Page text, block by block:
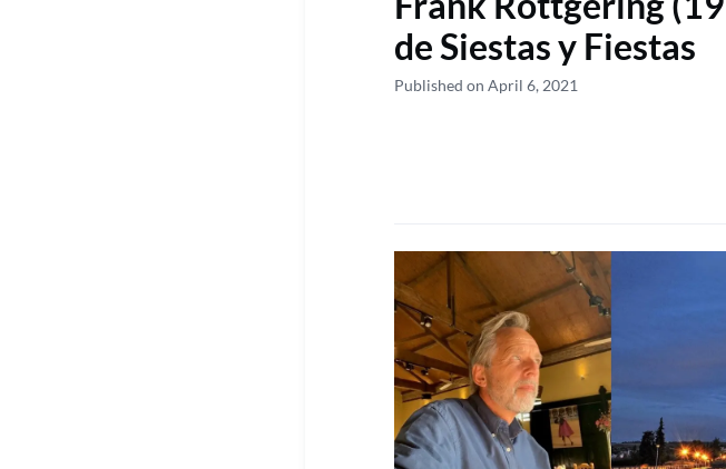
de Siestas y Fiestas
Published on April 6, 2021